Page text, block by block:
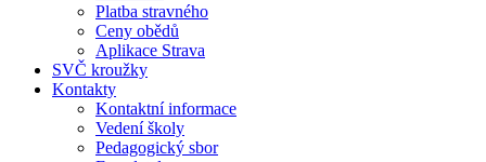
Platba stravného
Ceny obědů
Aplikace Strava
SVČ kroužky
Kontakty
Kontaktní informace
Vedení školy
Pedagogický sbor